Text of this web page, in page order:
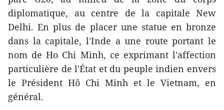
diplomatique, au centre de la capitale New
Delhi. En plus de placer une statue en bronze
dans la capitale, l'Inde a une route portant le
nom de Ho Chi Minh, ce exprimant l'affection
particulière de l'État et du peuple indien envers
le Président Hô Chi Minh et le Vietnam, en
général.